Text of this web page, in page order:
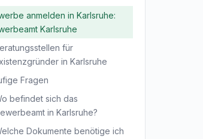
anmelden in Karlsruhe:
Karlsruhe
für
in Karlsruhe
Fragen
befindet sich das
in Karlsruhe?
Dokumente benötige ich